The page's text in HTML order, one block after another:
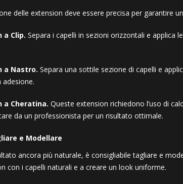
delle extension deve essere precisa per garantire
a Clip. Separa i capelli in sezioni orizzontali e applica
a Nastro. Separa una sottile sezione di capelli e
adesione.
a Cheratina. Queste extension richiedono l’uso di
da un professionista per un risultato ottimale.
e Modellare
ancora più naturale, è consigliabile tagliare e
con i capelli naturali e a creare un look uniforme.